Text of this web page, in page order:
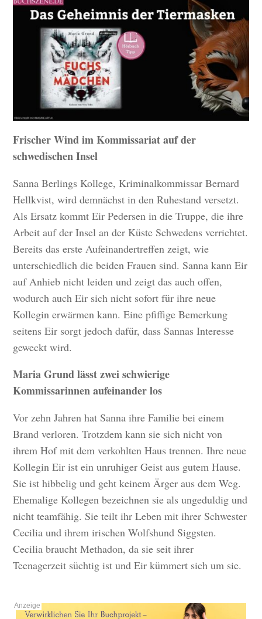
Frischer Wind im Kommissariat auf der
schwedischen Insel
Sanna Berlings Kollege, Kriminalkommissar Bernard
Hellkvist, wird demnächst in den Ruhestand versetzt.
Als Ersatz kommt Eir Pedersen in die Truppe, die ihre
Arbeit auf der Insel an der Küste Schwedens verrichtet.
Bereits das erste Aufeinandertreffen zeigt, wie
unterschiedlich die beiden Frauen sind. Sanna kann Eir
auf Anhieb nicht leiden und zeigt das auch offen,
wodurch auch Eir sich nicht sofort für ihre neue
Kollegin erwärmen kann. Eine pfiffige Bemerkung
seitens Eir sorgt jedoch dafür, dass Sannas Interesse
geweckt wird.
Maria Grund lässt zwei schwierige
Kommissarinnen aufeinander los
Vor zehn Jahren hat Sanna ihre Familie bei einem
Brand verloren. Trotzdem kann sie sich nicht von
ihrem Hof mit dem verkohlten Haus trennen. Ihre neue
Kollegin Eir ist ein unruhiger Geist aus gutem Hause.
Sie ist hibbelig und geht keinem Ärger aus dem Weg.
Ehemalige Kollegen bezeichnen sie als ungeduldig und
nicht teamfähig. Sie teilt ihr Leben mit ihrer Schwester
Cecilia und ihrem irischen Wolfshund Siggsten.
Cecilia braucht Methadon, da sie seit ihrer
Teenagerzeit süchtig ist und Eir kümmert sich um sie.